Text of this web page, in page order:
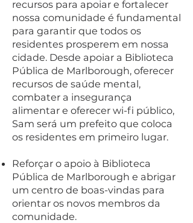
recursos para apoiar e fortalecer
nossa comunidade é fundamental
para garantir que todos os
residentes prosperem em nossa
cidade. Desde apoiar a Biblioteca
Pública de Marlborough, oferecer
recursos de saúde mental,
combater a insegurança
alimentar e oferecer wi-fi público,
Sam será um prefeito que coloca
os residentes em primeiro lugar.
Reforçar o apoio à Biblioteca
Pública de Marlborough e abrigar
um centro de boas-vindas para
orientar os novos membros da
comunidade.